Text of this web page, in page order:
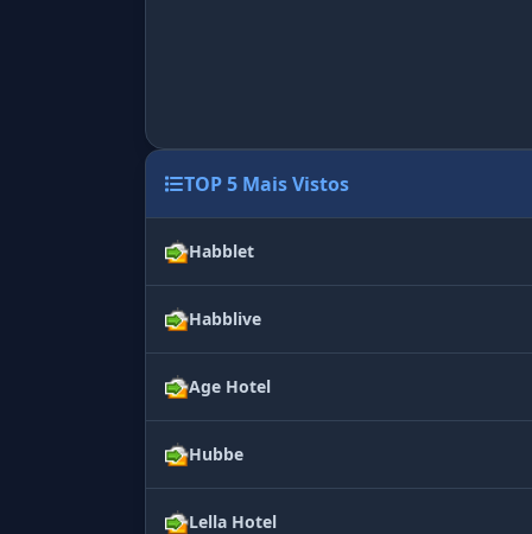
TOP 5 Mais Vistos
Habblet
Habblive
Age Hotel
Hubbe
Lella Hotel